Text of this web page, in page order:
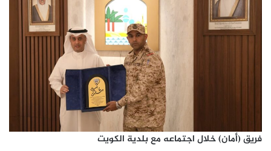
فريق (أمان) خلال اجتماعه مع بلدية الكويت